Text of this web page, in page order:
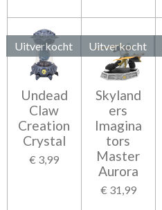
Uitverkocht
Undead
Claw
Creation
Crystal
€ 3,99
Uitverkocht
Skyland
ers
Imagina
tors
Master
Aurora
€ 31,99